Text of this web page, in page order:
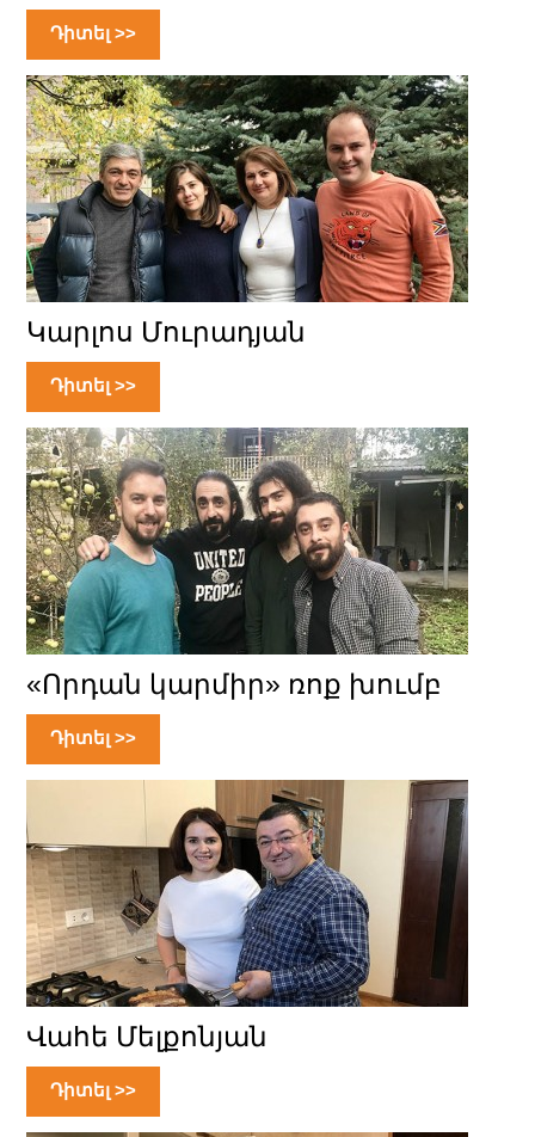
Դիտել >>
Կարլոս Մուրադյան
Դիտել >>
«Որդան կարմիր» ռոք խումբ
Դիտել >>
Վահե Մելքոնյան
Դիտել >>